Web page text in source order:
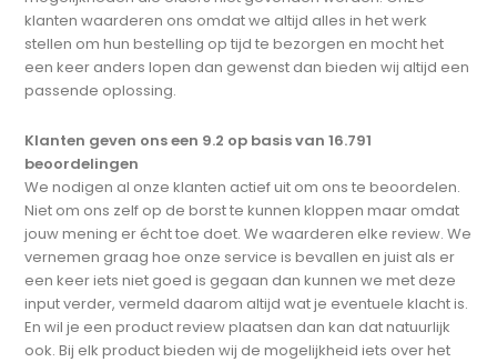
klanten waarderen ons omdat we altijd alles in het werk
stellen om hun bestelling op tijd te bezorgen en mocht het
een keer anders lopen dan gewenst dan bieden wij altijd een
passende oplossing.
Klanten geven ons een 9.2 op basis van 16.791
beoordelingen
We nodigen al onze klanten actief uit om ons te beoordelen.
Niet om ons zelf op de borst te kunnen kloppen maar omdat
jouw mening er écht toe doet. We waarderen elke review. We
vernemen graag hoe onze service is bevallen en juist als er
een keer iets niet goed is gegaan dan kunnen we met deze
input verder, vermeld daarom altijd wat je eventuele klacht is.
En wil je een product review plaatsen dan kan dat natuurlijk
ook. Bij elk product bieden wij de mogelijkheid iets over het